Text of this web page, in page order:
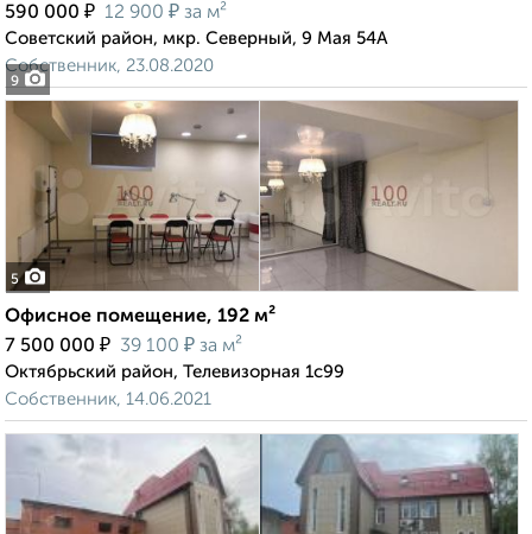
9
590 000 ₽ 12 900 ₽ за м²
Советский район, мкр. Северный, 9 Мая 54А
Собственник, 23.08.2020
5
Офисное помещение, 192 м²
7 500 000 ₽ 39 100 ₽ за м²
Октябрьский район, Телевизорная 1с99
Собственник, 14.06.2021